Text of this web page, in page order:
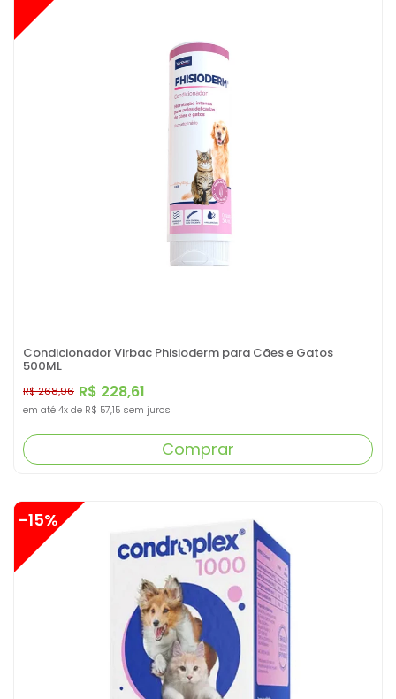
Condicionador Virbac Phisioderm para Cães e Gatos
500ML
R$ 228,61
R$ 268,96
em até 4x de R$ 57,15 sem juros
Comprar
-15%